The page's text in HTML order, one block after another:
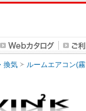
換気 ルームエアコン(